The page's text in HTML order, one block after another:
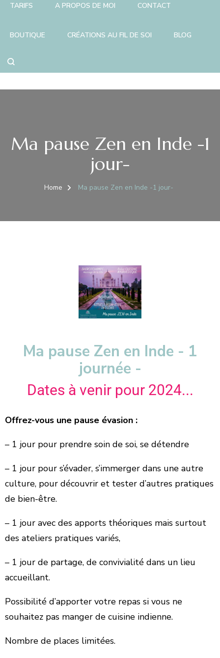
TARIFS A PROPOS DE MOI CONTACT
BOUTIQUE CRÉATIONS AU FIL DE SOI BLOG
Ma pause Zen en Inde -1
jour-
Home Ma pause Zen en Inde -1 jour-
Ma pause Zen en Inde - 1
journée -
Dates à venir pour 2024...
Offrez-vous une pause évasion :
– 1 jour pour prendre soin de soi, se détendre
– 1 jour pour s’évader, s’immerger dans une autre
culture, pour découvrir et tester d’autres pratiques
de bien-être.
– 1 jour avec des apports théoriques mais surtout
des ateliers pratiques variés,
– 1 jour de partage, de convivialité dans un lieu
accueillant.
Possibilité d’apporter votre repas si vous ne
souhaitez pas manger de cuisine indienne.
Nombre de places limitées.